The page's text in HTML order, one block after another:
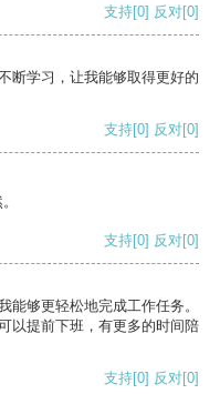
支持[0] 反对[0]
断学习，让我能够取得更好的
支持[0] 反对[0]
支持[0] 反对[0]
能够更轻松地完成工作任务。
以提前下班，有更多的时间陪
支持[0] 反对[0]